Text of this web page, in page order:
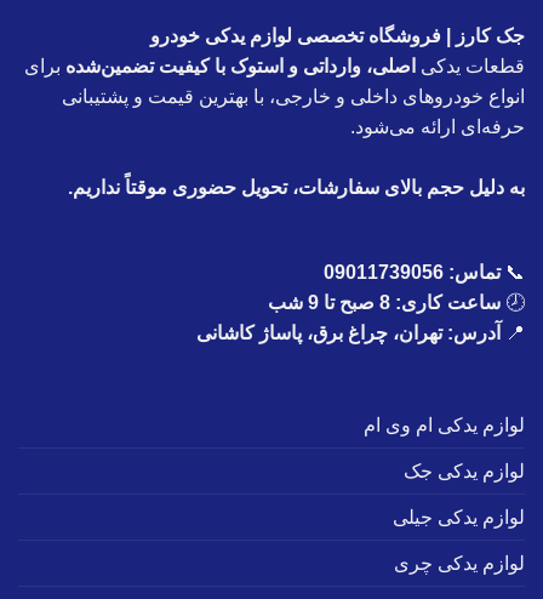
جک کارز | فروشگاه تخصصی لوازم یدکی خودرو
قطعات یدکی اصلی، وارداتی و استوک با کیفیت تضمین‌شده برای
انواع خودروهای داخلی و خارجی، با بهترین قیمت و پشتیبانی
حرفه‌ای ارائه می‌شود.
به دلیل حجم بالای سفارشات، تحویل حضوری موقتاً نداریم.
📞تماس: 09011739056
🕗 ساعت کاری: 8 صبح تا 9 شب
📍
آدرس: تهران، چراغ برق، پاساژ کاشانی
لوازم یدکی ام وی ام
لوازم یدکی جک
لوازم یدکی جیلی
لوازم یدکی چری